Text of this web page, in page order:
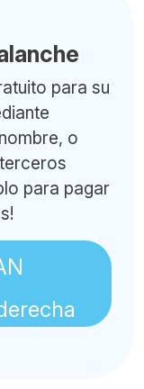
para su
o
para pagar